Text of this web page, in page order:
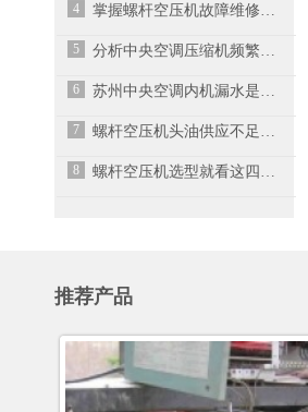
4 掌握螺杆空压机故障维修方法确保机组稳定运行
5 分析中央空调压缩机频繁启动故障
6 苏州中央空调内机漏水是什么原因？
7 螺杆空压机头油供应不足的原因
8 螺杆空压机选型就看这四点参数
推荐产品